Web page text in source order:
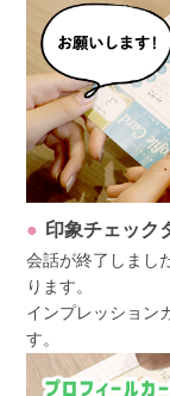
印象チェック
会話が終了しまし
ります。
インプレッション
す。